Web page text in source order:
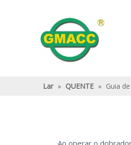
Lar » QUENTE » Guia
Ao operar o